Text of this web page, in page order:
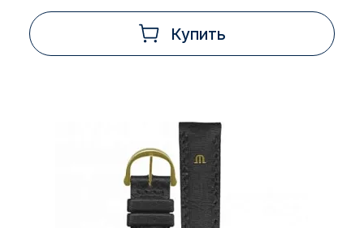
Купить